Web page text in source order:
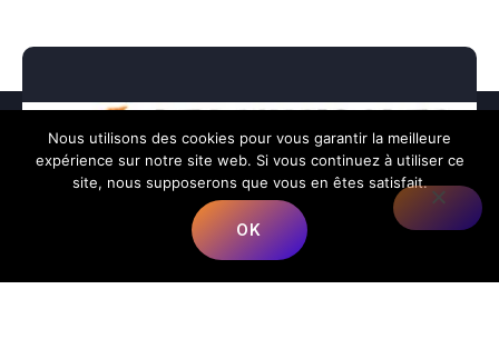
Nous répondons à toutes vos préoccupations sur la musique.
📍Adresse:68 Rue du Bergeron, 40350 Mimbaste, France
Nous utilisons des cookies pour vous garantir la meilleure
expérience sur notre site web. Si vous continuez à utiliser ce
site, nous supposerons que vous en êtes satisfait.
OK